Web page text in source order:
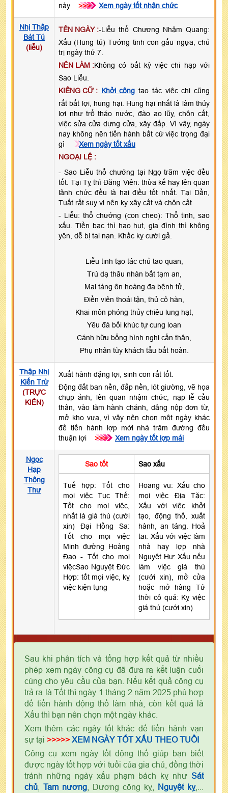
này
>>> Xem ngày tốt nhận chức
Nhị Thập
Bát Tú
(liễu)
TÊN NGÀY :-Liễu thổ Chương Nhậm Quang:
Xấu (Hung tú) Tướng tinh con gấu ngựa, chủ
trị ngày thứ 7.
NÊN LÀM :Không có bất kỳ việc chi hạp với
Sao Liễu.
KIÊNG CỮ : Khởi công tạo tác việc chi cũng
rất bất lợi, hung hại. Hung hại nhất là làm thủy
lợi như trổ tháo nước, đào ao lũy, chôn cất,
việc sửa cửa dựng cửa, xây đắp. Vì vậy, ngày
nay không nên tiến hành bất cứ việc trọng đại
gì
Xem ngày tốt xấu
NGOẠI LỆ :
- Sao Liễu thổ chướng tại Ngọ trăm việc đều
tốt. Tại Tỵ thì Đăng Viên: thừa kế hay lên quan
lãnh chức đều là hai điều tốt nhất. Tại Dần,
Tuất rất suy vi nên kỵ xây cất và chôn cất.
- Liễu: thổ chướng (con cheo): Thổ tinh, sao
xấu. Tiền bạc thì hao hụt, gia đình thì không
yên, dễ bị tai nạn. Khắc kỵ cưới gả.
Liễu tinh tạo tác chủ tao quan,
Trú dạ thâu nhàn bất tạm an,
Mai táng ôn hoàng đa bệnh tử,
Điền viên thoái tận, thủ cô hàn,
Khai môn phóng thủy chiêu lung hạt,
Yêu đà bối khúc tự cung loan
Cánh hữu bổng hình nghi cẩn thận,
Phụ nhân tùy khách tẩu bất hoàn.
Thập Nhị
Kiến Trừ
(TRỰC
KIẾN)
Xuất hành đặng lợi, sinh con rất tốt.
Động đất ban nền, đắp nền, lót giường, vẽ họa
chụp ảnh, lên quan nhậm chức, nạp lễ cầu
thân, vào làm hành chánh, dâng nộp đơn từ,
mở kho vựa, vì vậy nên chọn một ngày khác
để tiến hành lợp mới nhà trăm đường đều
thuận lợi
>>> Xem ngày tốt lợp mái
Ngọc
Hạp
Thông
Thư
Sao tốt Sao xấu
Tuế hợp: Tốt cho
mọi việc Tục Thế:
Tốt cho mọi việc,
nhất là giá thú (cưới
xin) Đại Hồng Sa:
Tốt cho mọi việc
Minh đường Hoàng
Đạo - Tốt cho mọi
việcSao Nguyệt Đức
Hợp: tốt mọi việc, kỵ
việc kiện tụng
Hoang vu: Xấu cho
mọi việc Địa Tặc:
Xấu với việc khởi
tạo, động thổ, xuất
hành, an táng. Hoả
tai: Xấu với việc làm
nhà hay lợp nhà
Nguyệt Hư: Xấu nếu
làm việc giá thú
(cưới xin), mở cửa
hoặc mở hàng Tứ
thời cô quả: Kỵ việc
giá thú (cưới xin)
Sau khi phân tích và tổng hợp kết quả từ nhiều
phép xem ngày công cụ đã đưa ra kết luận cuối
cùng cho yêu cầu của bạn. Nếu kết quả công cụ
trả ra là Tốt thì ngày 1 tháng 2 năm 2025 phù hợp
để tiến hành động thổ làm nhà, còn kết quả là
Xấu thì bạn nên chọn một ngày khác.
Xem thêm các ngày tốt khác để tiến hành vạn
sự tại >>>>> XEM NGÀY TỐT XẤU THEO TUỔI
Công cụ xem ngày tốt động thổ giúp bạn biết
được ngày tốt hợp với tuổi của gia chủ, đồng thời
tránh những ngày xấu phạm bách kỵ như Sát
chủ
Tam nương , Dương công kỵ, Nguyệt kỵ,...